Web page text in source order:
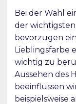
Bei der Wahl
der
bevorzugen
Lieblingsfarbe
wichtig zu
Aussehen des
beeinflussen
beispielsweise